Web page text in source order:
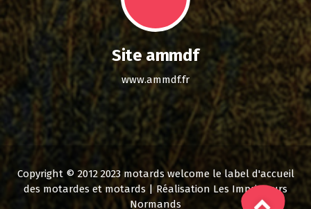
Site ammdf
www.ammdf.fr
Copyright © 2012 2023 motards welcome le label d'accueil
des motardes et motards | Réalisation Les Imprimeurs
Normands